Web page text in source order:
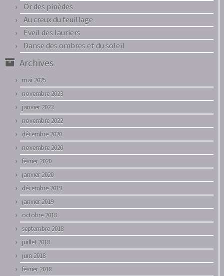
Or des pinèdes
Au creux du feuillage
Éveil des lauriers
Danse des ombres et du soleil
Archives
mai 2025
novembre 2023
janvier 2023
novembre 2022
décembre 2020
novembre 2020
février 2020
janvier 2020
décembre 2019
janvier 2019
octobre 2018
septembre 2018
juillet 2018
juin 2018
février 2018